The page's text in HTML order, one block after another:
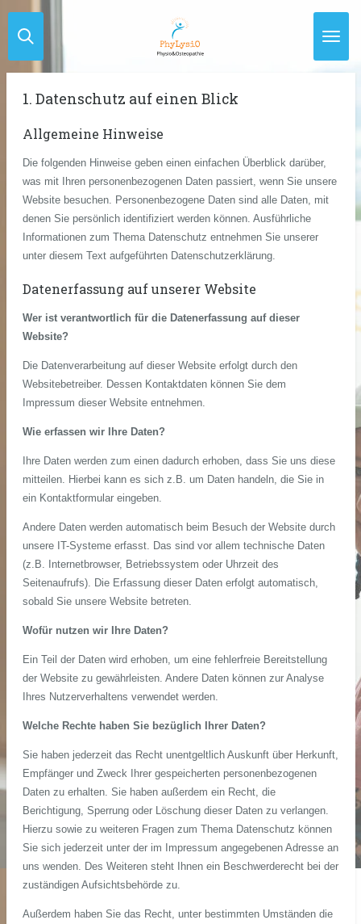
Zum
Hauptinhalt
1. Datenschutz auf einen Blick
Allgemeine Hinweise
Die folgenden Hinweise geben einen einfachen Überblick darüber,
was mit Ihren personenbezogenen Daten passiert, wenn Sie unsere
Website besuchen. Personenbezogene Daten sind alle Daten, mit
denen Sie persönlich identifiziert werden können. Ausführliche
Informationen zum Thema Datenschutz entnehmen Sie unserer
unter diesem Text aufgeführten Datenschutzerklärung.
Datenerfassung auf unserer Website
Wer ist verantwortlich für die Datenerfassung auf dieser
Website?
Die Datenverarbeitung auf dieser Website erfolgt durch den
Websitebetreiber. Dessen Kontaktdaten können Sie dem
Impressum dieser Website entnehmen.
Wie erfassen wir Ihre Daten?
Ihre Daten werden zum einen dadurch erhoben, dass Sie uns diese
mitteilen. Hierbei kann es sich z.B. um Daten handeln, die Sie in
ein Kontaktformular eingeben.
Andere Daten werden automatisch beim Besuch der Website durch
unsere IT-Systeme erfasst. Das sind vor allem technische Daten
(z.B. Internetbrowser, Betriebssystem oder Uhrzeit des
Seitenaufrufs). Die Erfassung dieser Daten erfolgt automatisch,
sobald Sie unsere Website betreten.
Wofür nutzen wir Ihre Daten?
Ein Teil der Daten wird erhoben, um eine fehlerfreie Bereitstellung
der Website zu gewährleisten. Andere Daten können zur Analyse
Ihres Nutzerverhaltens verwendet werden.
Welche Rechte haben Sie bezüglich Ihrer Daten?
Sie haben jederzeit das Recht unentgeltlich Auskunft über Herkunft,
Empfänger und Zweck Ihrer gespeicherten personenbezogenen
Daten zu erhalten. Sie haben außerdem ein Recht, die
Berichtigung, Sperrung oder Löschung dieser Daten zu verlangen.
Hierzu sowie zu weiteren Fragen zum Thema Datenschutz können
Sie sich jederzeit unter der im Impressum angegebenen Adresse an
uns wenden. Des Weiteren steht Ihnen ein Beschwerderecht bei der
zuständigen Aufsichtsbehörde zu.
Außerdem haben Sie das Recht, unter bestimmten Umständen die